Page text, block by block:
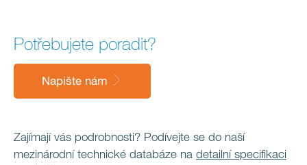
Potřebujete poradit?
Napište nám
Zajímají vás podrobnosti? Podívejte se do naší
mezinárodní technické databáze na detailní specifikaci